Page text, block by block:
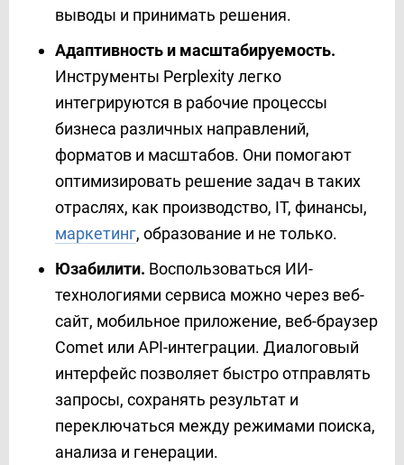
выводы и принимать решения.
Адаптивность и масштабируемость.
Инструменты Perplexity легко
интегрируются в рабочие процессы
бизнеса различных направлений,
форматов и масштабов. Они помогают
оптимизировать решение задач в таких
отраслях, как производство, IT, финансы,
маркетинг, образование и не только.
Юзабилити. Воспользоваться ИИ-
технологиями сервиса можно через веб-
сайт, мобильное приложение, веб-браузер
Comet или API-интеграции. Диалоговый
интерфейс позволяет быстро отправлять
запросы, сохранять результат и
переключаться между режимами поиска,
анализа и генерации.